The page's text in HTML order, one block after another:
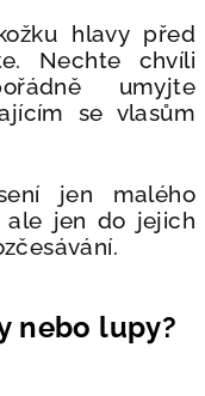
hlavy před
Nechte chvíli
umyjte
se vlasům
jen malého
ale jen do jejich
nebo lupy?